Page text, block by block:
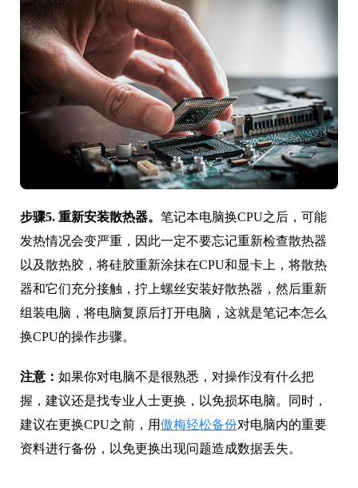
步骤5. 重新安装散热器。 笔记本电脑换CPU之后，可能
发热情况会变严重，因此一定不要忘记重新检查散热器
以及散热胶，将硅胶重新涂抹在CPU和显卡上，将散热
器和它们充分接触，拧上螺丝安装好散热器，然后重新
组装电脑，将电脑复原后打开电脑，这就是笔记本怎么
换CPU的操作步骤。
注意： 如果你对电脑不是很熟悉，对操作没有什么把
握，建议还是找专业人士更换，以免损坏电脑。同时，
建议在更换CPU之前，用傲梅轻松备份对电脑内的重要
资料进行备份，以免更换出现问题造成数据丢失。